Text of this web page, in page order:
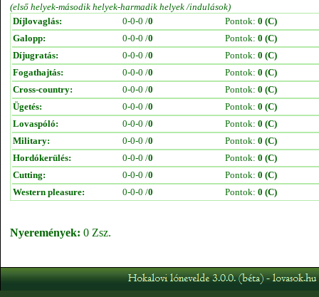
(első helyek-második helyek-harmadik helyek /indulások)
Díjlovaglás:
0-0-0 /0 Pontok: 0 (C)
Galopp:
0-0-0 /0 Pontok: 0 (C)
Díjugratás:
0-0-0 /0 Pontok: 0 (C)
Fogathajtás:
0-0-0 /0 Pontok: 0 (C)
Cross-country:
0-0-0 /0 Pontok: 0 (C)
Ügetés:
0-0-0 /0 Pontok: 0 (C)
Lovaspóló:
0-0-0 /0 Pontok: 0 (C)
Military:
0-0-0 /0 Pontok: 0 (C)
Hordókerülés:
0-0-0 /0 Pontok: 0 (C)
Cutting:
0-0-0 /0 Pontok: 0 (C)
Western pleasure:
0-0-0 /0 Pontok: 0 (C)
Nyeremények: 0 Zsz.